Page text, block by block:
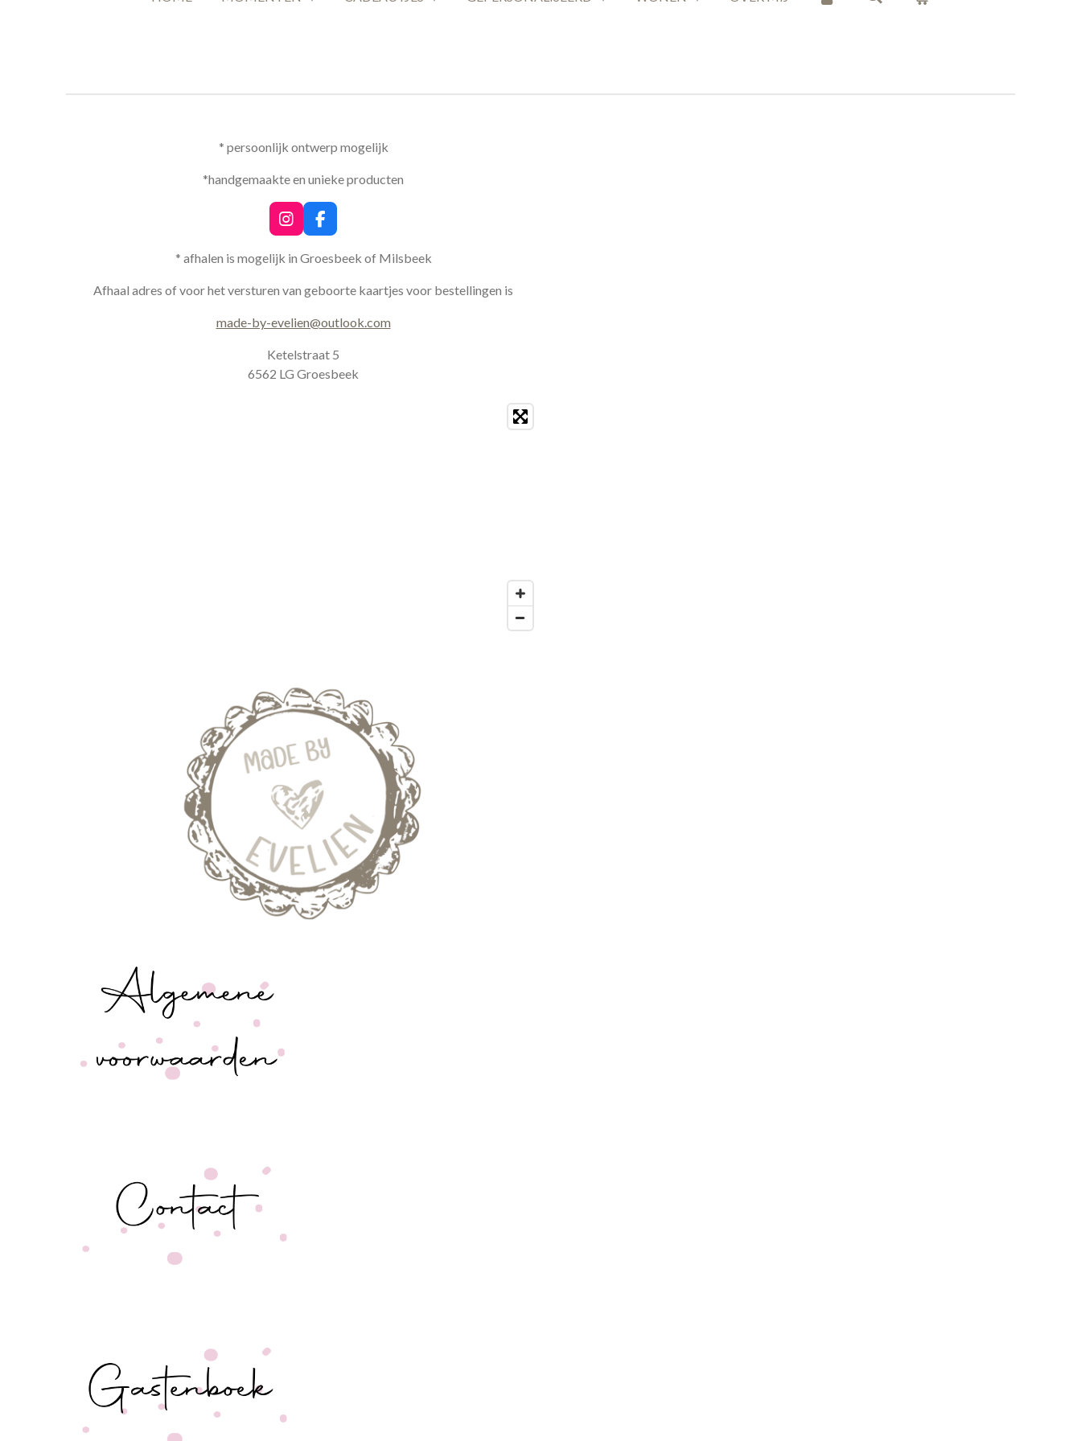
* persoonlijk ontwerp mogelijk
*handgemaakte en unieke producten
I
n
s
a
a
m
F
a
c
b
o
k
* afhalen is mogelijk in Groesbeek of Milsbeek
Afhaal adres of voor het versturen van geboorte kaartjes voor bestellingen is
made-by-evelien@outlook.com
Ketelstraat 5
6562 LG Groesbeek